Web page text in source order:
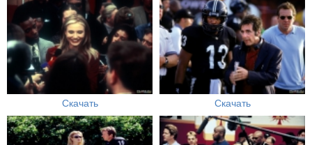
Скачать Скачать